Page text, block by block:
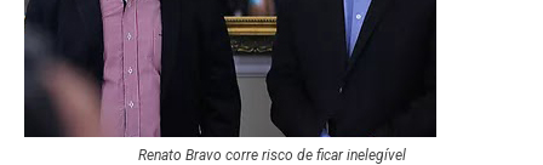
Renato Bravo corre risco de ficar inelegível